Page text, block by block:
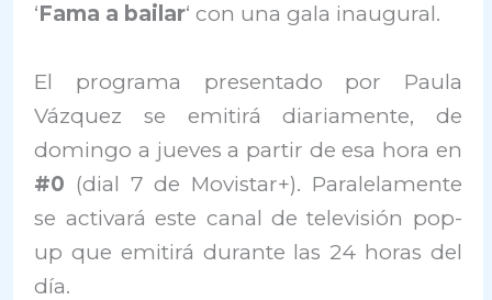
‘Fama a bailar‘ con una gala inaugural.
El programa presentado por Paula
Vázquez se emitirá diariamente, de
domingo a jueves a partir de esa hora en
#0 (dial 7 de Movistar+). Paralelamente
se activará este canal de televisión pop-
up que emitirá durante las 24 horas del
día.